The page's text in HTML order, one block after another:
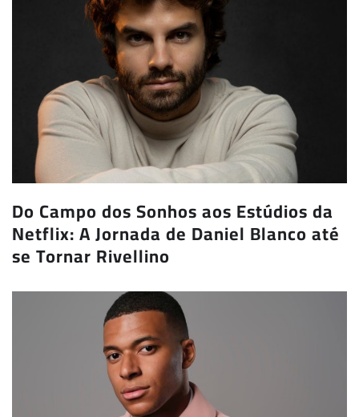
Do Campo dos Sonhos aos Estúdios da
Netflix: A Jornada de Daniel Blanco até
se Tornar Rivellino